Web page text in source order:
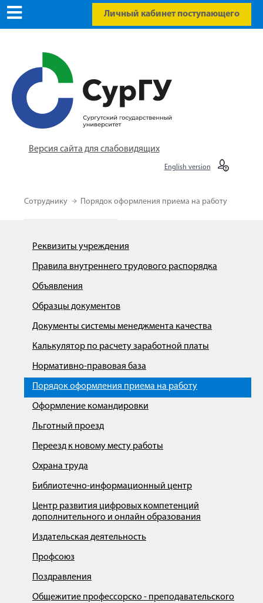
Личный кабинет поступающего
Версия сайта для слабовидящих
English version
Сотруднику Порядок оформления приема на работу
Реквизиты учреждения
Правила внутреннего трудового распорядка
Объявления
Образцы документов
Документы системы менеджмента качества
Калькулятор по расчету заработной платы
Нормативно-правовая база
Порядок оформления приема на работу
Оформление командировки
Льготный проезд
Переезд к новому месту работы
Охрана труда
Библиотечно-информационный центр
Центр развития цифровых компетенций
дополнительного и онлайн образования
Издательская деятельность
Профсоюз
Поздравления
Общежитие профессорско - преподавательского